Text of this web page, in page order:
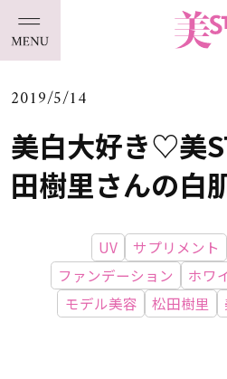
2019/5/14
美白大好き♡美
田樹里さんの白
UV サプリメント
ファンデーション
ホワ
モデル美容
松田樹里